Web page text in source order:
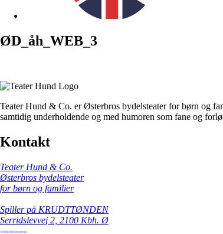
ØD_åh_WEB_3
Teater Hund & Co. er Østerbros bydelsteater for børn og
samtidig underholdende og med humoren som fane og
Kontakt
Teater Hund & Co.
Østerbros bydelsteater
for børn og familier
Spiller på KRUDTTØNDEN
Serridslevvej 2, 2100 Kbh. Ø
---------